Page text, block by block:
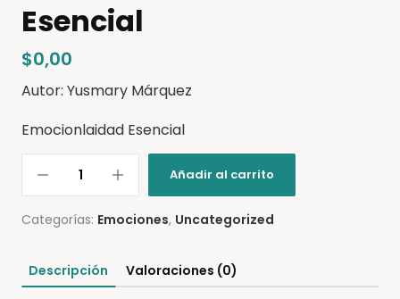
Esencial
$0,00
Autor: Yusmary Márquez
Emocionlaidad Esencial
Añadir al carrito
Categorías: Emociones, Uncategorized
Descripción Valoraciones (0)